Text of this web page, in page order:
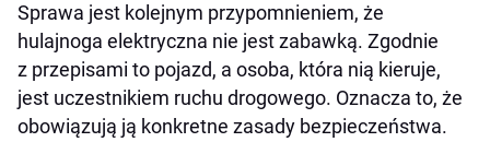
Sprawa jest kolejnym przypomnieniem, że
hulajnoga elektryczna nie jest zabawką. Zgodnie
z przepisami to pojazd, a osoba, która nią kieruje,
jest uczestnikiem ruchu drogowego. Oznacza to, że
obowiązują ją konkretne zasady bezpieczeństwa.